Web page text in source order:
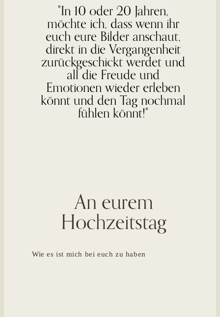
"In 10 oder 20 Jahren,
möchte ich, dass wenn ihr
euch eure Bilder anschaut,
direkt in die Vergangenheit
zurückgeschickt werdet und
all die Freude und
Emotionen wieder erleben
könnt und den Tag nochmal
fühlen könnt!"
An eurem
Hochzeitstag
Wie es ist mich bei euch zu haben